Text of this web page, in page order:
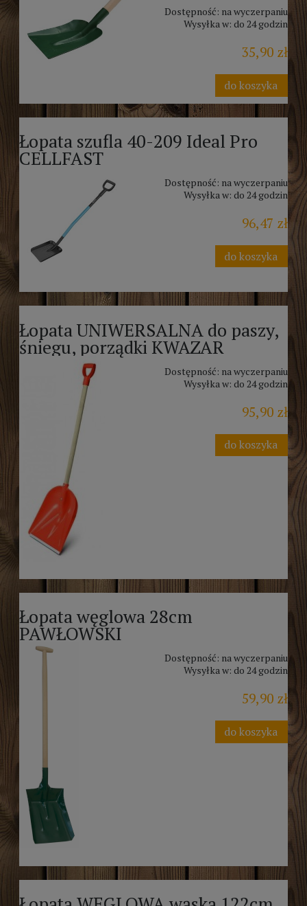
Dostępność: na wyczerpaniu
Wysyłka w: do 24 godzin
35,90 zł
do koszyka
Łopata szufla 40-209 Ideal Pro
CELLFAST
Dostępność: na wyczerpaniu
Wysyłka w: do 24 godzin
96,47 zł
do koszyka
Łopata UNIWERSALNA do paszy,
śniegu, porządki KWAZAR
Dostępność: na wyczerpaniu
Wysyłka w: do 24 godzin
95,90 zł
do koszyka
Łopata węglowa 28cm
PAWŁOWSKI
Dostępność: na wyczerpaniu
Wysyłka w: do 24 godzin
59,90 zł
do koszyka